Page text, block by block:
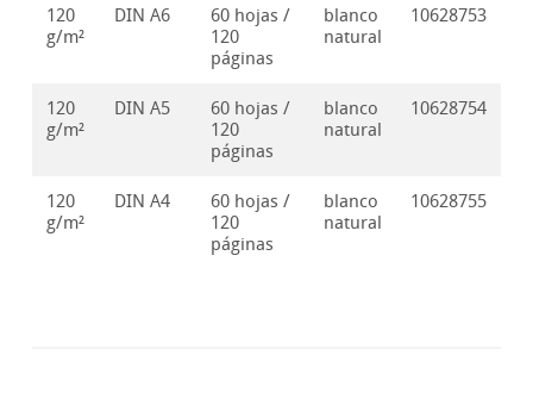
120
g/m²
DIN A6
60 hojas /
120
páginas
blanco
natural
10628753
120
g/m²
DIN A5
60 hojas /
120
páginas
blanco
natural
10628754
120
g/m²
DIN A4
60 hojas /
120
páginas
blanco
natural
10628755